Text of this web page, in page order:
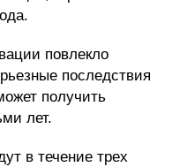
повлекло
последствия
получить
лет.
в течение трех